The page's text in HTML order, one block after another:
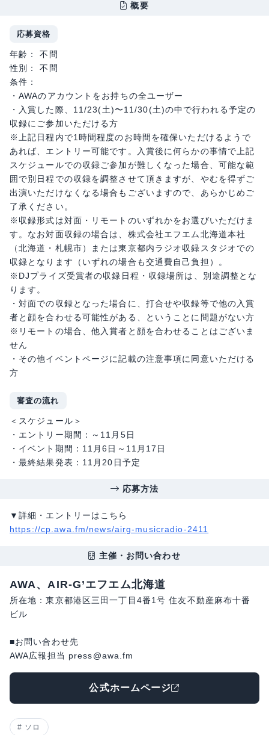
概要
応募資格
年齢： 不問
性別： 不問
条件：
・AWAのアカウントをお持ちの全ユーザー
・入賞した際、11/23(土)〜11/30(土)の中で行われる予定の
収録にご参加いただける方
※上記日程内で1時間程度のお時間を確保いただけるようで
あれば、エントリー可能です。入賞後に何らかの事情で上記
スケジュールでの収録ご参加が難しくなった場合、可能な範
囲で別日程での収録を調整させて頂きますが、やむを得ずご
出演いただけなくなる場合もございますので、あらかじめご
了承ください。
※収録形式は対面・リモートのいずれかをお選びいただけま
す。なお対面収録の場合は、株式会社エフエム北海道本社
（北海道・札幌市）または東京都内ラジオ収録スタジオでの
収録となります（いずれの場合も交通費自己負担）。
※DJプライズ受賞者の収録日程・収録場所は、別途調整とな
ります。
・対面での収録となった場合に、打合せや収録等で他の入賞
者と顔を合わせる可能性がある、ということに問題がない方
※リモートの場合、他入賞者と顔を合わせることはございま
せん
・その他イベントページに記載の注意事項に同意いただける
方
審査の流れ
＜スケジュール＞
・エントリー期間：～11月5日
・イベント期間：11月6日～11月17日
・最終結果発表：11月20日予定
応募方法
▼詳細・エントリーはこちら
https://cp.awa.fm/news/airg-musicradio-2411
主催・お問い合わせ
AWA、AIR-G’エフエム北海道
所在地：東京都港区三田一丁目4番1号 住友不動産麻布十番
ビル
■お問い合わせ先
AWA広報担当 press@awa.fm
公式ホームページ
ソロ